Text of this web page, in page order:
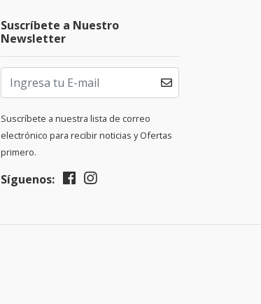
Suscríbete a Nuestro
Newsletter
Suscríbete a nuestra lista de correo
electrónico para recibir noticias y Ofertas
primero.
Síguenos: